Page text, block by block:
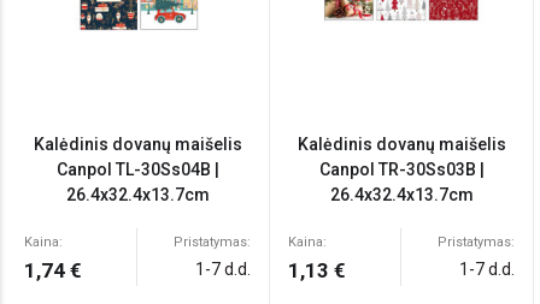
Kalėdinis dovanų maišelis
Canpol TL-30Ss04B |
26.4x32.4x13.7cm
Kaina:
1,74 €
Pristatymas:
1-7 d.d.
Kalėdinis dovanų maišelis
Canpol TR-30Ss03B |
26.4x32.4x13.7cm
Kaina:
1,13 €
Pristatymas:
1-7 d.d.